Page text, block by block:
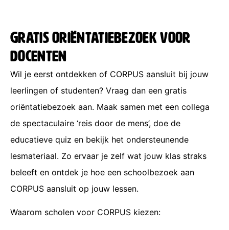
Gratis oriëntatiebezoek voor
docenten
Wil je eerst ontdekken of CORPUS aansluit bij jouw
leerlingen of studenten? Vraag dan een gratis
oriëntatiebezoek aan. Maak samen met een collega
de spectaculaire ‘reis door de mens’, doe de
educatieve quiz en bekijk het ondersteunende
lesmateriaal. Zo ervaar je zelf wat jouw klas straks
beleeft en ontdek je hoe een schoolbezoek aan
CORPUS aansluit op jouw lessen.
Waarom scholen voor CORPUS kiezen: